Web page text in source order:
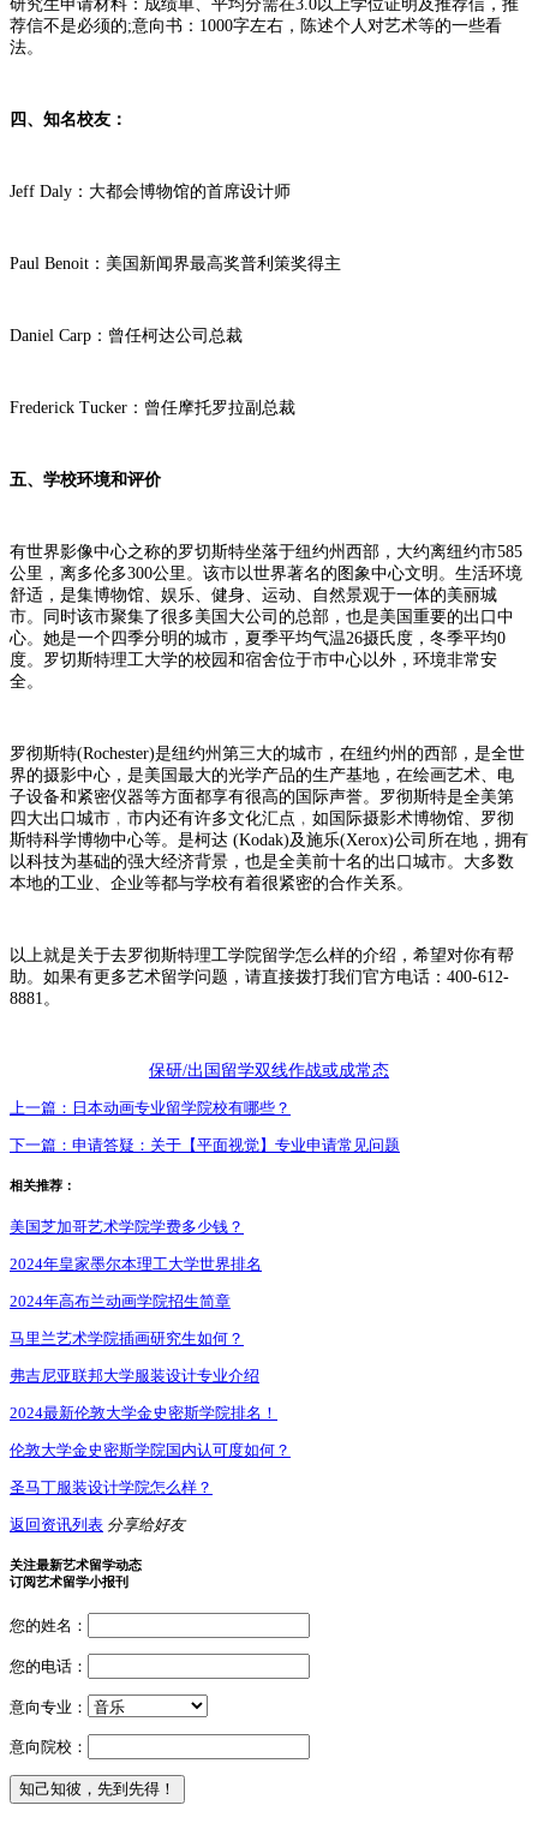
研究生申请材料：成绩单、平均分需在3.0以上学位证明及推荐信，推
荐信不是必须的;意向书：1000字左右，陈述个人对艺术等的一些看
法。
四、知名校友：
Jeff Daly：大都会博物馆的首席设计师
Paul Benoit：美国新闻界最高奖普利策奖得主
Daniel Carp：曾任柯达公司总裁
Frederick Tucker：曾任摩托罗拉副总裁
五、学校环境和评价
有世界影像中心之称的罗切斯特坐落于纽约州西部，大约离纽约市585
公里，离多伦多300公里。该市以世界著名的图象中心文明。生活环境
舒适，是集博物馆、娱乐、健身、运动、自然景观于一体的美丽城
市。同时该市聚集了很多美国大公司的总部，也是美国重要的出口中
心。她是一个四季分明的城市，夏季平均气温26摄氏度，冬季平均0
度。罗切斯特理工大学的校园和宿舍位于市中心以外，环境非常安
全。
罗彻斯特(Rochester)是纽约州第三大的城市，在纽约州的西部，是全世
界的摄影中心，是美国最大的光学产品的生产基地，在绘画艺术、电
子设备和紧密仪器等方面都享有很高的国际声誉。罗彻斯特是全美第
四大出口城市﹐市内还有许多文化汇点﹐如国际摄影术博物馆、罗彻
斯特科学博物中心等。是柯达 (Kodak)及施乐(Xerox)公司所在地，拥有
以科技为基础的强大经济背景，也是全美前十名的出口城市。大多数
本地的工业、企业等都与学校有着很紧密的合作关系。
以上就是关于去罗彻斯特理工学院留学怎么样的介绍，希望对你有帮
助。如果有更多艺术留学问题，请直接拨打我们官方电话：400-612-
8881。
保研/出国留学双线作战或成常态
上一篇： 日本动画专业留学院校有哪些？
下一篇： 申请答疑：关于【平面视觉】专业申请常见问题
相关推荐：
美国芝加哥艺术学院学费多少钱？
2024年皇家墨尔本理工大学世界排名
2024年高布兰动画学院招生简章
马里兰艺术学院插画研究生如何？
弗吉尼亚联邦大学服装设计专业介绍
2024最新伦敦大学金史密斯学院排名！
伦敦大学金史密斯学院国内认可度如何？
圣马丁服装设计学院怎么样？
返回资讯列表 分享给好友
关注最新艺术留学动态
订阅艺术留学小报刊
您的姓名：
您的电话：
意向专业：
意向院校：